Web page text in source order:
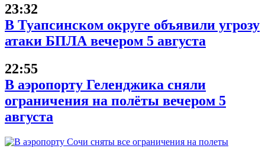
23:32
В Туапсинском округе объявили угрозу
атаки БПЛА вечером 5 августа
22:55
В аэропорту Геленджика сняли
ограничения на полёты вечером 5
августа